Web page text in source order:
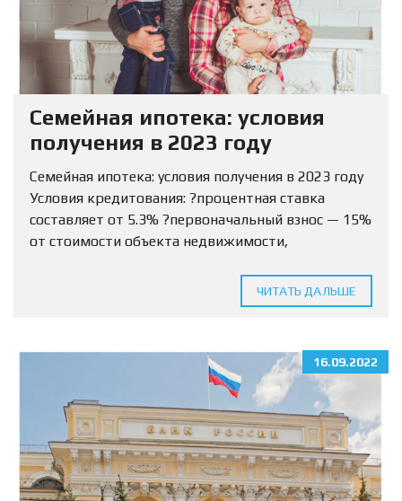
Семейная ипотека: условия
получения в 2023 году
Семейная ипотека: условия получения в 2023 году
Условия кредитования: ?процентная ставка
составляет от 5.3% ?первоначальный взнос — 15%
от стоимости объекта недвижимости,
кредитования определяется для МО и ЛО — 12
ЧИТАТЬ ДАЛЬШЕ
16.09.2022